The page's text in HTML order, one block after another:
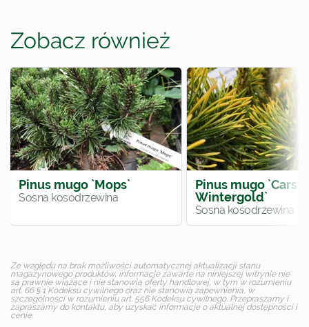
Zobacz również
Pinus mugo `Mops`
Sosna kosodrzewina
Pinus mugo
Wintergold`
Sosna kosodrzewina
Ze względu na brak możliwości automatycznej aktualizacji stanu
magazynowego produktów, informacje zawarte na niniejszej witrynie nie
są prawnie wiążące i nie stanowią oferty handlowej, w tym w rozumieniu
art. 66 § 1 Kodeksu cywilnego oraz nie stanowią zapewnienia, w
szczególności w rozumieniu art. 556 Kodeksu cywilnego. Przepraszamy i
zapraszamy do kontaktu, aby uzyskać informacje o aktualnej dostępności i
cenie.